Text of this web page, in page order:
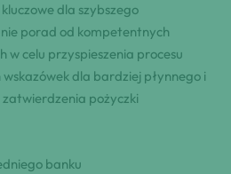
dla szybszego
porad od kompetentnych
w celu przyspieszenia procesu
dla bardziej płynnego i
pożyczki
banku